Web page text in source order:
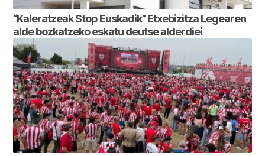
“Kaleratzeak Stop Euskadik” Etxebizitza Legearen
alde bozkatzeko eskatu deutse alderdiei